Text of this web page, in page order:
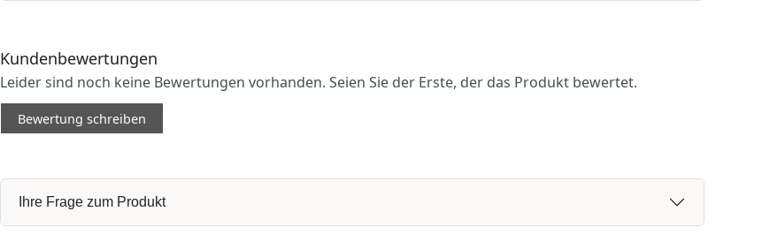
Kundenbewertungen
Leider sind noch keine Bewertungen vorhanden. Seien Sie der Erste, der das Produkt bewertet.
Bewertung schreiben
Ihre Frage zum Produkt